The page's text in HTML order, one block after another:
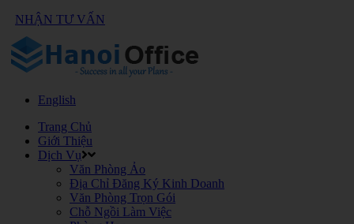
NHẬN TƯ VẤN
English
Trang Chủ
Giới Thiệu
Dịch Vụ
Văn Phòng Ảo
Địa Chỉ Đăng Ký Kinh Doanh
Văn Phòng Trọn Gói
Chỗ Ngồi Làm Việc